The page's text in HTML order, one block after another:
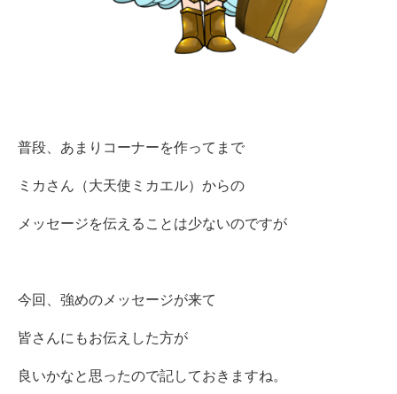
普段、あまりコーナーを作ってまで
ミカさん（大天使ミカエル）からの
メッセージを伝えることは少ないのですが
今回、強めのメッセージが来て
皆さんにもお伝えした方が
良いかなと思ったので記しておきますね。